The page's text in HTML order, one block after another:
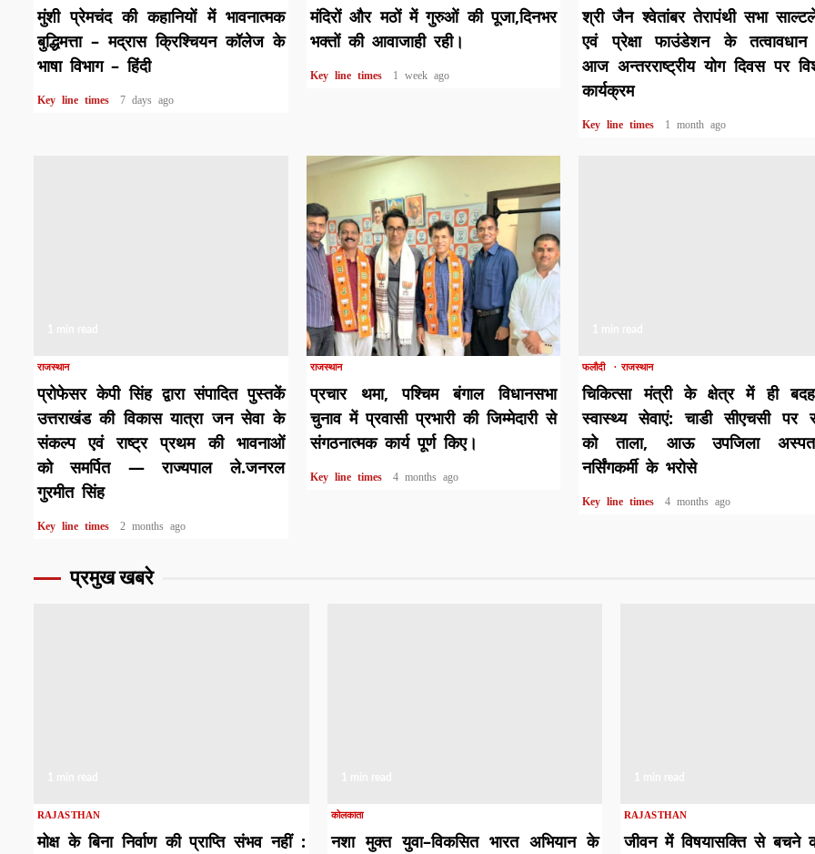
मुंशी प्रेमचंद की कहानियों में भावनात्मक
बुद्धिमत्ता – मद्रास क्रिश्चियन कॉलेज के
भाषा विभाग – हिंदी
Key line times 7 days ago
मंदिरों और मठों में गुरुओं की पूजा,दिनभर
भक्तों की आवाजाही रही।
Key line times 1 week ago
श्री जैन श्वेतांबर तेरापंथी सभा
एवं प्रेक्षा फाउंडेशन के
आज अन्तरराष्ट्रीय योग दिवस पर
कार्यक्रम
Key line times 1 month ago
राजस्थान
प्रोफेसर केपी सिंह द्वारा संपादित पुस्तकें
उत्तराखंड की विकास यात्रा जन सेवा के
संकल्प एवं राष्ट्र प्रथम की भावनाओं
को समर्पित — राज्यपाल ले.जनरल
गुरमीत सिंह
Key line times 2 months ago
1 min read
राजस्थान
प्रचार थमा, पश्चिम बंगाल विधानसभा
चुनाव में प्रवासी प्रभारी की जिम्मेदारी से
संगठनात्मक कार्य पूर्ण किए।
Key line times 4 months ago
फलौदी राजस्थान
चिकित्सा मंत्री के क्षेत्र में ही
स्वास्थ्य सेवाएं: चाडी सीएचसी पर
को ताला, आऊ उपजिला
नर्सिंगकर्मी के भरोसे
Key line times 4 months ago
प्रमुख खबरे
RAJASTHAN
मोक्ष के बिना निर्वाण की प्राप्ति संभव नहीं :
कोलकाता
नशा मुक्त युवा–विकसित भारत अभियान के
RAJASTHAN
जीवन में विषयासक्ति से बचने